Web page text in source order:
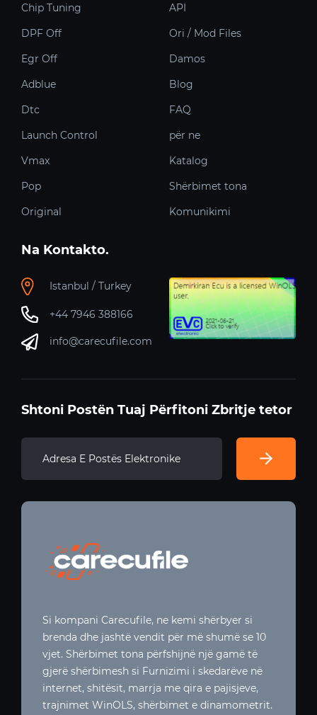
Chip Tuning
DPF Off
Egr Off
Adblue
Dtc
Launch Control
Vmax
Pop
Original
API
Ori / Mod Files
Damos
Blog
FAQ
për ne
Katalog
Shërbimet tona
Komunikimi
Na Kontakto.
Istanbul / Turkey
+44 7946 388166
info@carecufile.com
Shtoni Postën Tuaj Përfitoni Zbritje tetor
Si kompani Carecufile, ne kemi shërbyer si
brenda dhe jashtë vendit për më shumë se 10
vjet. Shërbimet tona përfshijnë një gamë të
gjerë shërbimesh si Furnizimi i skedarëve në
internet, shitësit, marrja me qira e pajisjeve,
trajnimet WinOLS, shërbimet e dinamometrit.